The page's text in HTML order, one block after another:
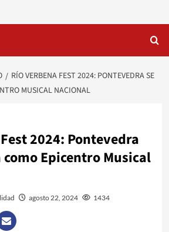
RÍO VERBENA FEST 2024: PONTEVEDRA SE
MUSICAL NACIONAL
2024: Pontevedra
Epicentro Musical
agosto 22, 2024 1434